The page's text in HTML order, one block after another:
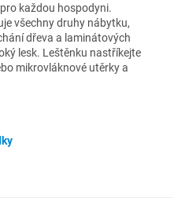
každou hospodyni.
všechny druhy nábytku,
dřeva a laminátových
lesk. Leštěnku nastříkejte
mikrovláknové utěrky a